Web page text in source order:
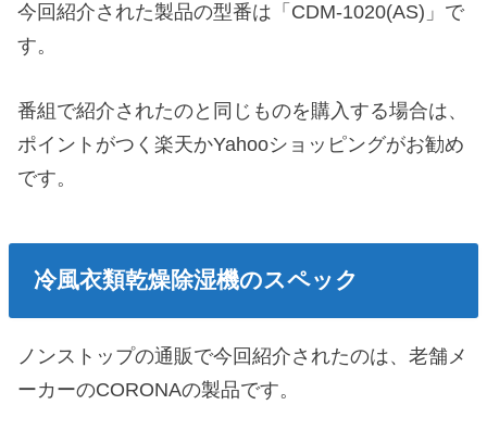
今回紹介された製品の型番は「CDM-1020(AS)」で
す。
番組で紹介されたのと同じものを購入する場合は、
ポイントがつく楽天かYahooショッピングがお勧め
です。
冷風衣類乾燥除湿機のスペック
ノンストップの通販で今回紹介されたのは、老舗メ
ーカーのCORONAの製品です。